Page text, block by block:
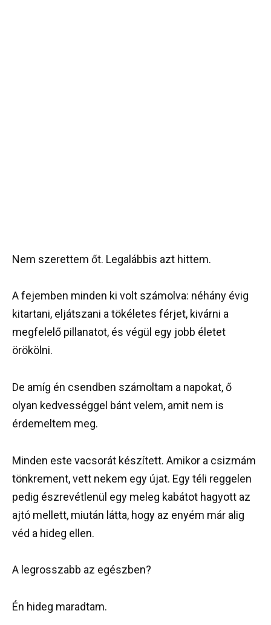
Nem szerettem őt. Legalábbis azt hittem.
A fejemben minden ki volt számolva: néhány évig
kitartani, eljátszani a tökéletes férjet, kivárni a
megfelelő pillanatot, és végül egy jobb életet
örökölni.
De amíg én csendben számoltam a napokat, ő
olyan kedvességgel bánt velem, amit nem is
érdemeltem meg.
Minden este vacsorát készített. Amikor a csizmám
tönkrement, vett nekem egy újat. Egy téli reggelen
pedig észrevétlenül egy meleg kabátot hagyott az
ajtó mellett, miután látta, hogy az enyém már alig
véd a hideg ellen.
A legrosszabb az egészben?
Én hideg maradtam.